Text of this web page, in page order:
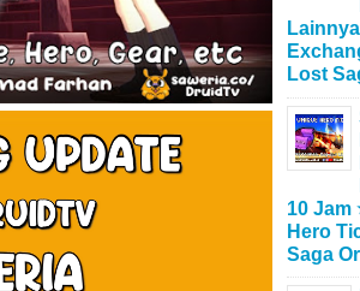
Lost
10 Jam
Hero
Saga